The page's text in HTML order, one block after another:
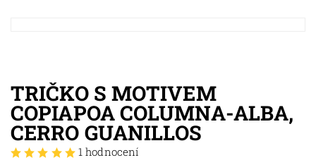
TRIČKO S MOTIVEM
COPIAPOA COLUMNA-ALBA,
CERRO GUANILLOS
1 hodnocení